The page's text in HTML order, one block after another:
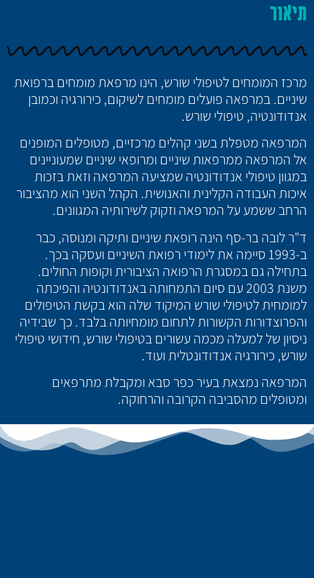
תיאור
מרכז המומחים לטיפולי שורש, הינו מרפאת מומחים ברפואת
שיניים. במרפאה פועלים מומחים לשיקום, כירורגיה וכמובן
אנדודונטיה, טיפולי שורש.
המרפאה מטפלת בשני קהלים מרכזיים, מטופלים המופנים
אל המרפאה ממרפאות שיניים ומרופאי שיניים שמעוניינים
במגוון טיפולי אנדודונטיה שמציעה המרפאה וזאת בזכות
איכות העבודה הקלינית והאנושית. הקהל השני הוא מהציבור
הרחב ששמע על המרפאה וזקוק לשירותיה המגוונים.
ד"ר לובה בר-סף הינה רופאת שיניים ותיקה ומנוסה, כבר
ב-1993 סיימה את לימודי רפואת השיניים ועסקה בכך.
בתחילה גם במסגרת הרפואה הציבורית וקופות החולים.
משנת 2003 עם סיום התמחותה באנדודונטיה והפיכתה
למומחית לטיפולי שורש המיקוד שלה הוא בקשת הטיפולים
והפרוצדורות הקשורות לתחום מומחיותה בלבד. כך שבידיה
ניסיון של למעלה מכמה עשורים בטיפולי שורש, חידושי טיפולי
שורש, כירורגיה אנדודונטלית ועוד.
המרפאה נמצאת בעיר כפר סבא ומקבלת מתרפאים
ומטופלים מהסביבה הקרובה והרחוקה.